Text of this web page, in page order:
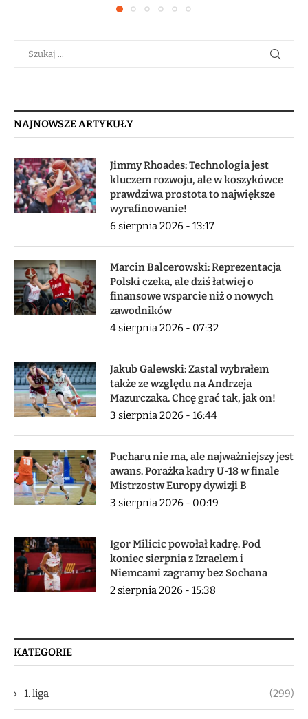
NAJNOWSZE ARTYKUŁY
Jimmy Rhoades: Technologia jest
kluczem rozwoju, ale w koszykówce
prawdziwa prostota to największe
wyrafinowanie!
6 sierpnia 2026 - 13:17
Marcin Balcerowski: Reprezentacja
Polski czeka, ale dziś łatwiej o
finansowe wsparcie niż o nowych
zawodników
4 sierpnia 2026 - 07:32
Jakub Galewski: Zastal wybrałem
także ze względu na Andrzeja
Mazurczaka. Chcę grać tak, jak on!
3 sierpnia 2026 - 16:44
Pucharu nie ma, ale najważniejszy jest
awans. Porażka kadry U-18 w finale
Mistrzostw Europy dywizji B
3 sierpnia 2026 - 00:19
Igor Milicic powołał kadrę. Pod
koniec sierpnia z Izraelem i
Niemcami zagramy bez Sochana
2 sierpnia 2026 - 15:38
KATEGORIE
1. liga (299)